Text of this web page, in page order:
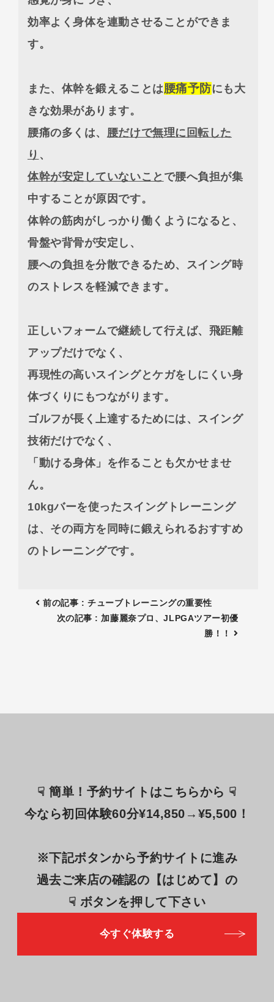
効率よく身体を連動させることができま
す。
また、体幹を鍛えることは腰痛予防にも大
きな効果があります。
腰痛の多くは、 腰だけで無理に回転した
り 、
体幹が安定していないこと で腰へ負担が集
中することが原因です。
体幹の筋肉がしっかり働くようになると、
骨盤や背骨が安定し、
腰への負担を分散できるため、スイング時
のストレスを軽減できます。
正しいフォームで継続して行えば、飛距離
アップだけでなく、
再現性の高いスイングとケガをしにくい身
体づくりにもつながります。
ゴルフが長く上達するためには、スイング
技術だけでなく、
「動ける身体」を作ることも欠かせませ
ん。
10kgバーを使ったスイングトレーニング
は、その両方を同時に鍛えられるおすすめ
のトレーニングです。
前の記事 : チューブトレーニングの重要性
次の記事 : 加藤麗奈プロ、JLPGAツアー初優
勝！！
☟ 簡単！予約サイトはこちらから ☟
今なら初回体験60分¥14,850→¥5,500！
※下記ボタンから予約サイトに進み
過去ご来店の確認の【はじめて】の
☟ ボタンを押して下さい
今すぐ体験する